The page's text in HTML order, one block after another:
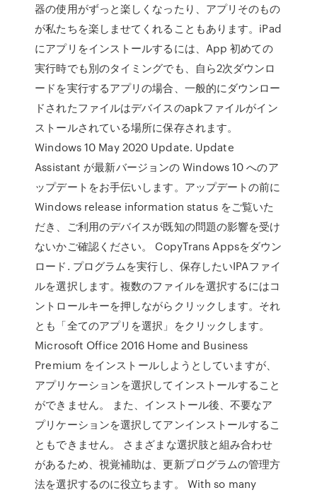
器の使用がずっと楽しくなったり、アプリそのもの
が私たちを楽しませてくれることもあります。iPad
にアプリをインストールするには、App 初めての
実行時でも別のタイミングでも、自ら2次ダウンロ
ードを実行するアプリの場合、一般的にダウンロー
ドされたファイルはデバイスのapkファイルがイン
ストールされている場所に保存されます。
Windows 10 May 2020 Update. Update
Assistant が最新バージョンの Windows 10 へのア
ップデートをお手伝いします。アップデートの前に
Windows release information status をご覧いた
だき、ご利用のデバイスが既知の問題の影響を受け
ないかご確認ください。 CopyTrans Appsをダウン
ロード. プログラムを実行し、保存したいIPAファイ
ルを選択します。複数のファイルを選択するにはコ
ントロールキーを押しながらクリックします。それ
とも「全てのアプリを選択」をクリックします。
Microsoft Office 2016 Home and Business
Premium をインストールしようとしていますが、
アプリケーションを選択してインストールすること
ができません。 また、インストール後、不要なア
プリケーションを選択してアンインストールするこ
ともできません。 さまざまな選択肢と組み合わせ
があるため、視覚補助は、更新プログラムの管理方
法を選択するのに役立ちます。 With so many